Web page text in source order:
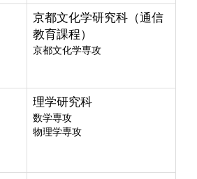
京都文化学研究科（通信
教育課程）
京都文化学専攻
理学研究科
数学専攻
物理学専攻